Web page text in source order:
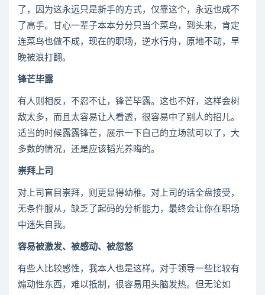
了，因为这永远只是新手的方式，仅靠这个，永远也成不
了高手。甘心一辈子本本分分只当个菜鸟，到头来，肯定
连菜鸟也做不成，现在的职场，逆水行舟，原地不动，早
晚被浪打翻。
锋芒毕露
有人则相反，不忍不让，锋芒毕露。这也不好，这样会树
敌太多，而且太容易让人看透，很容易中了别人的招儿。
适当的时候露露锋芒，展示一下自己的立场就可以了，大
多数的情况，还是应该韬光养晦的。
崇拜上司
对上司盲目崇拜，则更显得幼稚。对上司的话全盘接受，
无条件服从，缺乏了起码的分析能力，最终会让你在职场
中迷失自我。
容易被激发、被感动、被忽悠
有些人比较感性，我本人也是这样。对于领导一些比较有
煽动性东西，难以抵制，很容易用头脑发热。但无论如